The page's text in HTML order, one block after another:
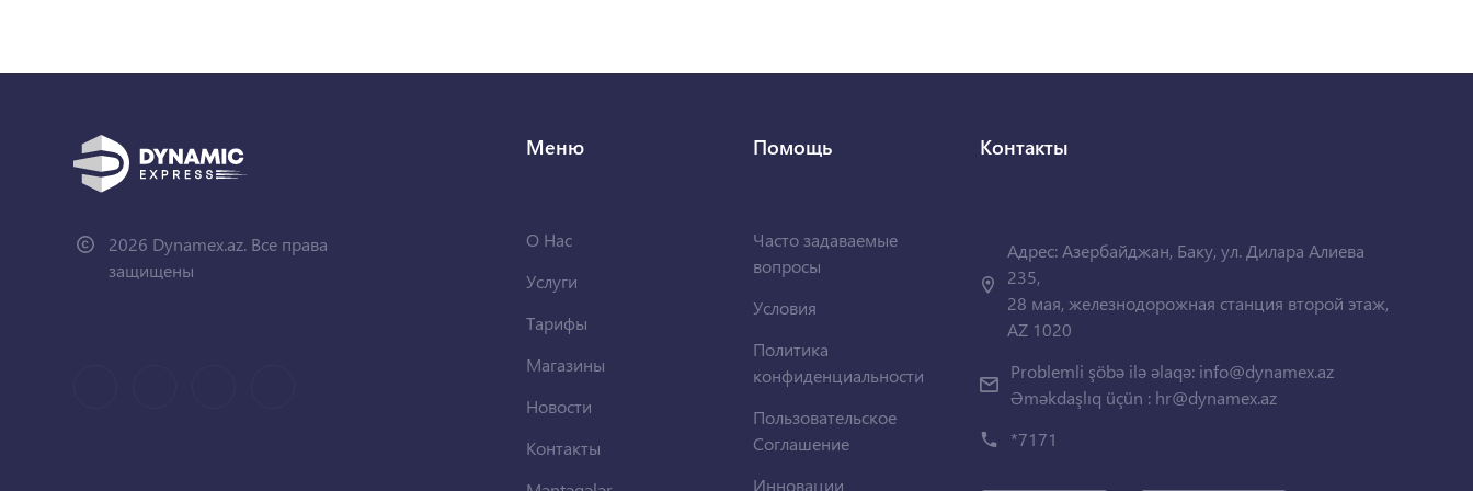
2026 Dynamex.az. Все права
защищены
Меню
О Нас
Услуги
Тарифы
Магазины
Новости
Контакты
Помощь
Часто задаваемые
вопросы
Условия
Политика
конфиденциальности
Пользовательское
Соглашение
Инновации
Контакты
Адрес: Азербайджан, Баку, ул. Дилара Алиева
235,
28 мая, железнодорожная станция второй этаж,
AZ 1020
Problemli şöbə ilə əlaqə: info@dynamex.az
Əməkdaşlıq üçün : hr@dynamex.az
*7171